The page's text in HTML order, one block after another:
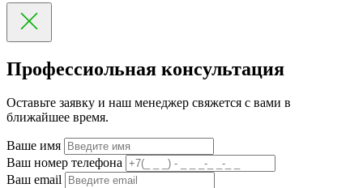
Профессиольная консультация
Оставьте заявку и наш менеджер свяжется с вами в
ближайшее время.
Ваше имя
Ваш номер телефона
Ваш email